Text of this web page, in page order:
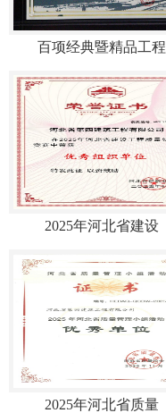
百项经典暨精品工程
2025年河北省建设
2025年河北省质量